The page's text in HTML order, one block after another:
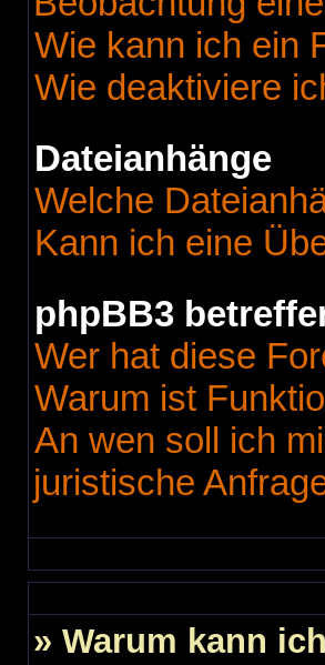
Wie kann ich ein
Wie deaktiviere
Dateianhänge
Welche
Kann ich eine
phpBB3
Wer hat diese
Warum ist
An wen soll ich
juristische
» Warum kann